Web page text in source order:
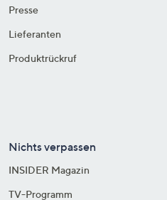
Presse
Lieferanten
Produktrückruf
Nichts verpassen
INSIDER Magazin
TV-Programm